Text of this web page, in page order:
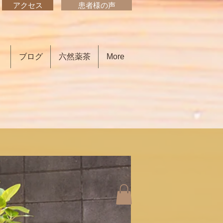
アクセス 患者様の声
ブログ 六然薬茶 More